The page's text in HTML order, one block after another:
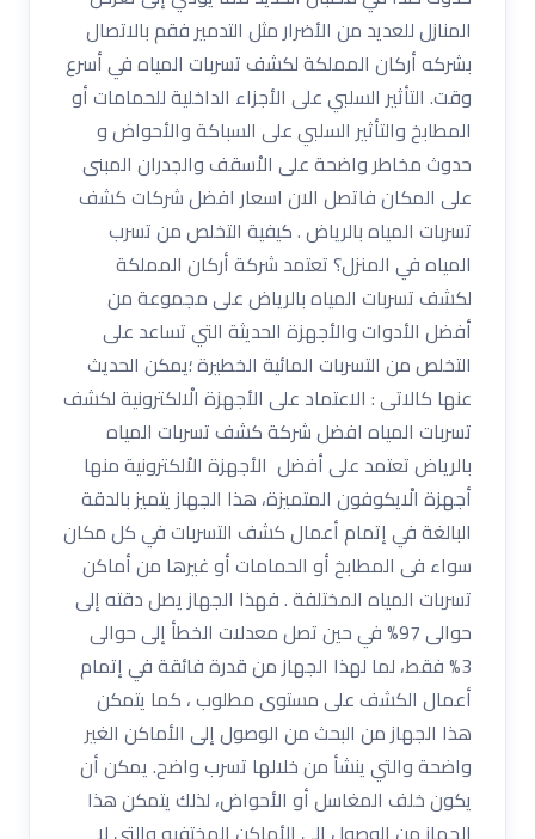
المنازل للعديد من الأضرار مثل التدمير فقم بالاتصال
بشركه أركان المملكة لكشف تسربات المياه في أسرع
وقت. التأثير السلبي على الأجزاء الداخلية للحمامات أو
المطابخ والتأثير السلبي على السباكة والأحواض و
حدوث مخاطر واضحة على الاْسقف والجدران المبنى
على المكان فاتصل الان اسعار افضل شركات كشف
تسربات المياه بالرياض . كيفية التخلص من تسرب
المياه في المنزل؟ تعتمد شركة أركان المملكة
لكشف تسربات المياه بالرياض على مجموعة من
أفضل الأدوات والأجهزة الحديثة التي تساعد على
التخلص من التسربات المائية الخطيرة ؛يمكن الحديث
عنها كالاتى : الاعتماد على الأجهزة الْالكترونية لكشف
تسربات المياه افضل شركة كشف تسربات المياه
بالرياض تعتمد على أفضل الأجهزة الاْلكترونية منها
أجهزة الْايكوفون المتميزة، هذا الجهاز يتميز بالدقة
البالغة في إتمام أعمال كشف التسربات في كل مكان
سواء فى المطابخ أو الحمامات أو غيرها من أماكن
تسربات المياه المختلفة . فهذا الجهاز يصل دقته إلى
حوالى 97% في حين تصل معدلات الخطأ إلى حوالى
3% فقط، لما لهذا الجهاز من قدرة فائقة في إتمام
أعمال الكشف على مستوى مطلوب ، كما يتمكن
هذا الجهاز من البحث من الوصول إلى الأماكن الغير
واضحة والتي ينشأ من خلالها تسرب واضح. يمكن أن
يكون خلف المغاسل أو الأحواض، لذلك يتمكن هذا